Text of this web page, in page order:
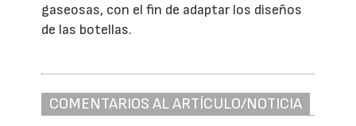
gaseosas, con el fin de adaptar los diseños
de las botellas.
COMENTARIOS AL ARTÍCULO/NOTICIA